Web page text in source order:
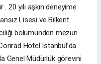
20 yılı aşkın deneyime
Lisesi ve Bilkent
bölümünden mezun
Hotel Istanbul’da
Genel Müdürlük görevini